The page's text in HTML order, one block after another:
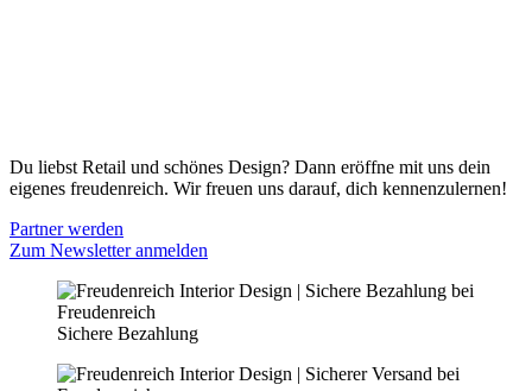
Du liebst Retail und schönes Design? Dann eröffne mit uns dein
eigenes freudenreich. Wir freuen uns darauf, dich kennenzulernen!
Partner werden
Zum Newsletter anmelden
Sichere Bezahlung